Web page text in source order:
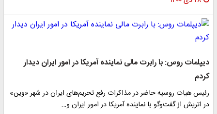
دیپلمات روس: با رابرت مالی نماینده آمریکا در امور ایران دیدار
کردم
رئیس هیات روسیه حاضر در مذاکرات رفع تحریم‌های ایران در شهر «وین»
در اتریش از گفت‌وگو با نماینده آمریکا در امور ایران و…